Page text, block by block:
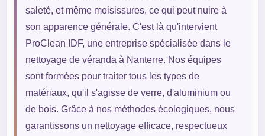
saleté, et même moisissures, ce qui peut nuire à
son apparence générale. C'est là qu'intervient
ProClean IDF, une entreprise spécialisée dans le
nettoyage de véranda à Nanterre. Nos équipes
sont formées pour traiter tous les types de
matériaux, qu'il s'agisse de verre, d'aluminium ou
de bois. Grâce à nos méthodes écologiques, nous
garantissons un nettoyage efficace, respectueux